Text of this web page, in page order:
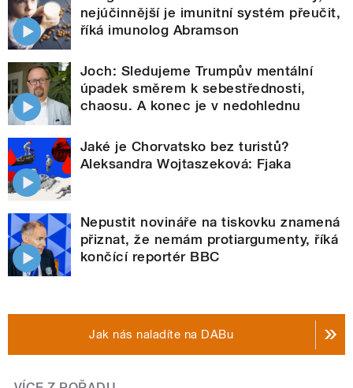
nejúčinnější je imunitní systém přeučit,
říká imunolog Abramson
Joch: Sledujeme Trumpův mentální
úpadek směrem k sebestřednosti,
chaosu. A konec je v nedohlednu
Jaké je Chorvatsko bez turistů?
Aleksandra Wojtaszeková: Fjaka
Nepustit novináře na tiskovku znamená
přiznat, že nemám protiargumenty, říká
končící reportér BBC
Jak nás naladíte na DABu